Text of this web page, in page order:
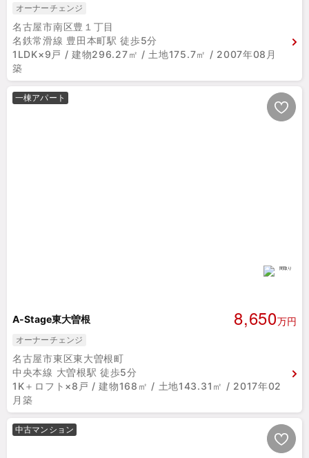
オーナーチェンジ
名古屋市南区豊１丁目
名鉄常滑線 豊田本町駅 徒歩5分
1LDK×9戸 / 建物296.27㎡ / 土地175.7㎡ / 2007年08月
築
一棟アパート
A-Stage東大曽根 8,650万円
オーナーチェンジ
名古屋市東区東大曽根町
中央本線 大曽根駅 徒歩5分
1K＋ロフト×8戸 / 建物168㎡ / 土地143.31㎡ / 2017年02
月築
中古マンション